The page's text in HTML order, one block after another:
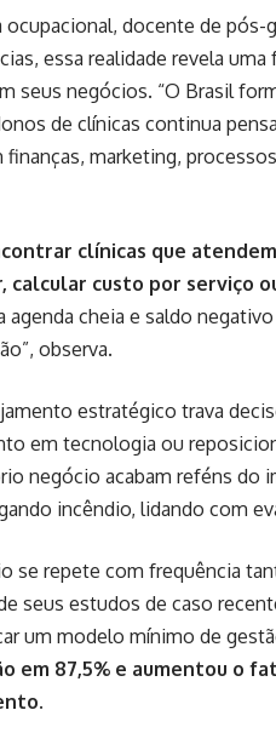
ocupacional, docente de pós-
essa realidade revela
seus negócios. “O Brasil
de clínicas continua
marketing,
clínicas que
custo por serviço
agenda cheia e saldo
observa.
estratégico trava
em tecnologia ou
negócio acabam reféns do
incêndio, lidando com
se repete com frequência
seus estudos de caso
um modelo mínimo de
em 87,5% e aumentou o